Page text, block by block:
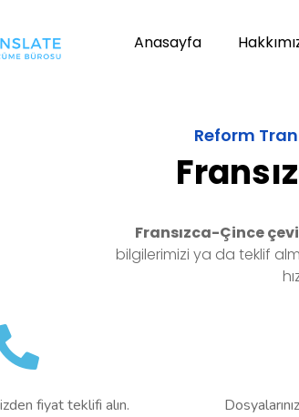
Anasayfa
Reform
Fransızca-Çince
bilgilerimizi ya da teklif
fiyat teklifi alın.